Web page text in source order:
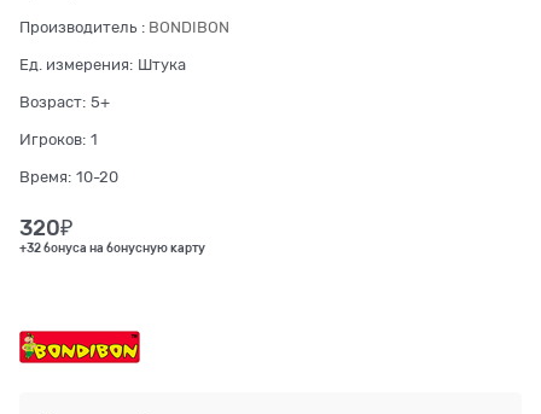
Производитель : BONDIBON
Ед. измерения: Штука
Возраст: 5+
Игроков: 1
Время: 10-20
320₽
+32 бонуса на бонусную карту